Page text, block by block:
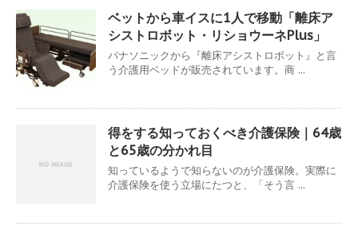
ベットから車イスに1人で移動「離床ア
シストロボット・リショウーネPlus」
パナソニックから『離床アシストロボット』と言
う介護用ベッドが販売されています。商 ...
得をする知っておくべき介護保険｜64歳
と65歳の分かれ目
知っているようで知らないのが介護保険。実際に
介護保険を使う立場にたつと、「そう言 ...